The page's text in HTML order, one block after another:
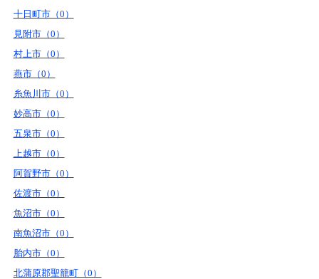
十日町市（0）
見附市（0）
村上市（0）
燕市（0）
糸魚川市（0）
妙高市（0）
五泉市（0）
上越市（0）
阿賀野市（0）
佐渡市（0）
魚沼市（0）
南魚沼市（0）
胎内市（0）
北蒲原郡聖籠町（0）